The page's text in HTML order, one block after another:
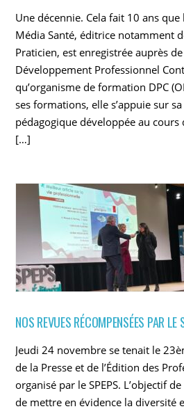
Une décennie. Cela fait 10 ans que
Média Santé, éditrice notamment
Praticien, est enregistrée auprès
Développement Professionnel
qu’organisme de formation DPC
ses formations, elle s’appuie sur
pédagogique développée au cours
[…]
NOS REVUES RÉCOMPENSÉES PAR LE
Jeudi 24 novembre se tenait le
de la Presse et de l’Édition des
organisé par le SPEPS. L’objectif
de mettre en évidence la diversité